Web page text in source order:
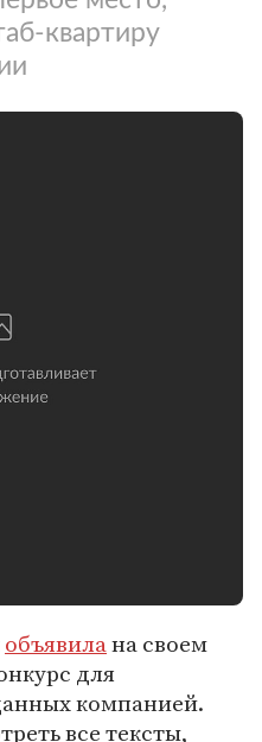
квартиру
объявилана своем
для
компанией.
все тексты,